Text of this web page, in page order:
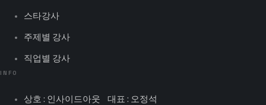
스타강사
주제별 강사
직업별 강사
INFO
상호 : 인사이드아웃 대표 : 오정석